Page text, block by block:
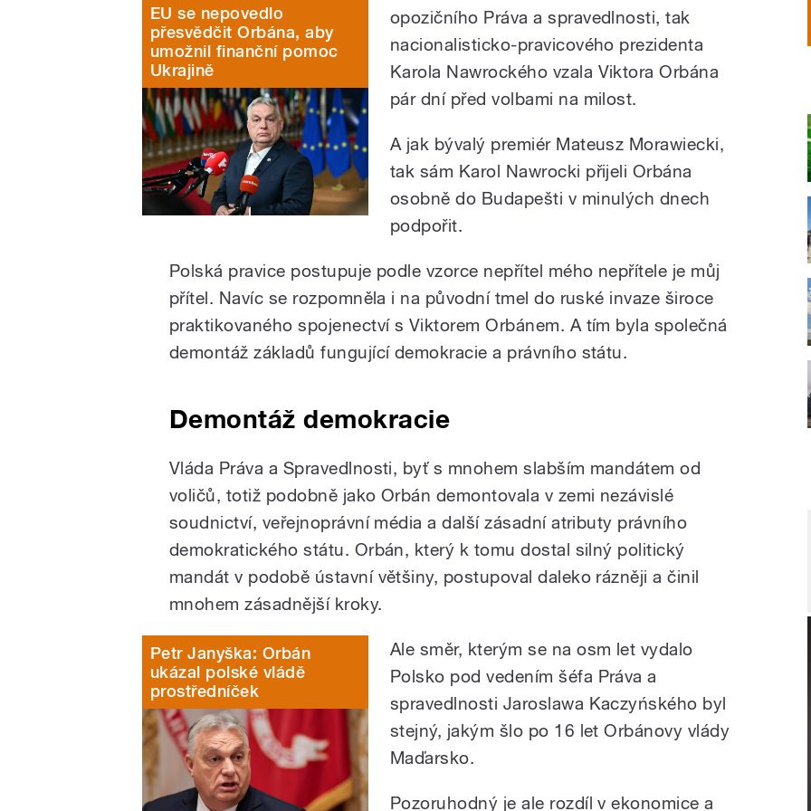
EU se nepovedlo
přesvědčit Orbána, aby
umožnil finanční pomoc
Ukrajině
opozičního Práva a spravedlnosti, tak
nacionalisticko-pravicového prezidenta
Karola Nawrockého vzala Viktora Orbána
pár dní před volbami na milost.
A jak bývalý premiér Mateusz Morawiecki,
tak sám Karol Nawrocki přijeli Orbána
osobně do Budapešti v minulých dnech
podpořit.
Polská pravice postupuje podle vzorce nepřítel mého nepřítele je můj
přítel. Navíc se rozpomněla i na původní tmel do ruské invaze široce
praktikovaného spojenectví s Viktorem Orbánem. A tím byla společná
demontáž základů fungující demokracie a právního státu.
Demontáž demokracie
Vláda Práva a Spravedlnosti, byť s mnohem slabším mandátem od
voličů, totiž podobně jako Orbán demontovala v zemi nezávislé
soudnictví, veřejnoprávní média a další zásadní atributy právního
demokratického státu. Orbán, který k tomu dostal silný politický
mandát v podobě ústavní většiny, postupoval daleko rázněji a činil
mnohem zásadnější kroky.
Petr Janyška: Orbán
ukázal polské vládě
prostředníček
Ale směr, kterým se na osm let vydalo
Polsko pod vedením šéfa Práva a
spravedlnosti Jaroslawa Kaczyńského byl
stejný, jakým šlo po 16 let Orbánovy vlády
Maďarsko.
Pozoruhodný je ale rozdíl v ekonomice a